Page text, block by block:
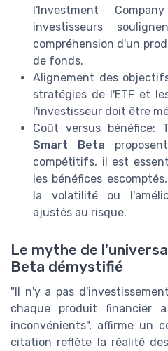
l'Investment
investisseurs
compréhension d'un
de fonds.
Alignement des
stratégies de l'ETF et
l'investisseur doit être
Coût versus bénéfice:
Smart Beta
compétitifs, il est
les bénéfices
la volatilité ou
ajustés au risque.
Le mythe de
Beta démystifié
"Il n'y a pas
chaque produit financier
inconvénients", affirme un
citation reflète la réalité des